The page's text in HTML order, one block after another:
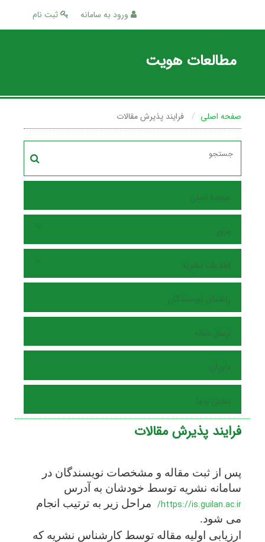
ثبت نام ورود به سامانه
مطالعات هویت
صفحه اصلی فرایند پذیرش مقالات
صفحه اصلی
مرور
اطلاعات نشریه
راهنمای نویسندگان
ارسال مقاله
داوران
تماس با ما
فرایند پذیرش مقالات
پس از ثبت مقاله و مشخصات نویسندگان در
سامانه نشریه توسط خودشان به آدرس
https://is.guilan.ac.ir/
مراحل زیر به ترتیب انجام
می شود.
ارزیابی اولیه مقاله توسط کارشناس نشریه که